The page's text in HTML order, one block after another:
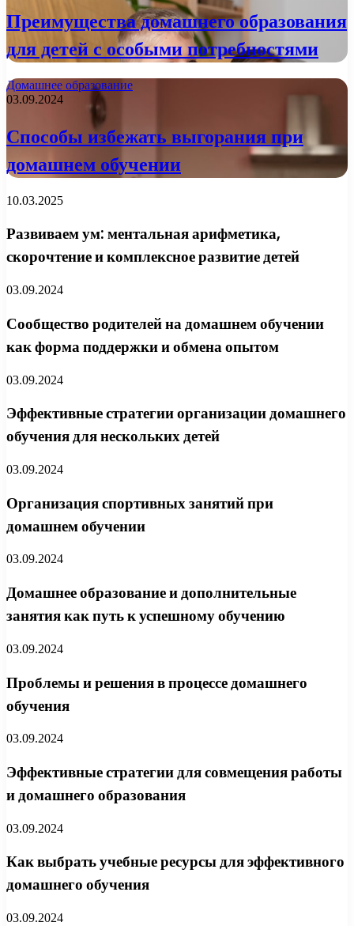
Преимущества домашнего образования
для детей с особыми потребностями
Домашнее образование
03.09.2024
Способы избежать выгорания при
домашнем обучении
10.03.2025
Развиваем ум: ментальная арифметика,
скорочтение и комплексное развитие детей
03.09.2024
Сообщество родителей на домашнем обучении
как форма поддержки и обмена опытом
03.09.2024
Эффективные стратегии организации домашнего
обучения для нескольких детей
03.09.2024
Организация спортивных занятий при
домашнем обучении
03.09.2024
Домашнее образование и дополнительные
занятия как путь к успешному обучению
03.09.2024
Проблемы и решения в процессе домашнего
обучения
03.09.2024
Эффективные стратегии для совмещения работы
и домашнего образования
03.09.2024
Как выбрать учебные ресурсы для эффективного
домашнего обучения
03.09.2024